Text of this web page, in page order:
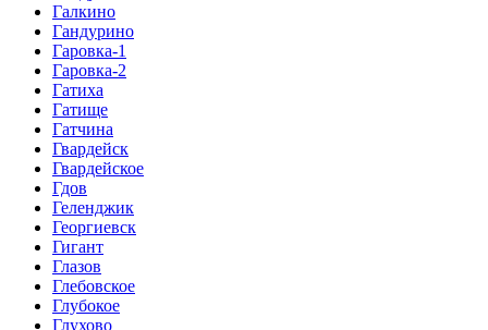
Галкино
Гандурино
Гаровка-1
Гаровка-2
Гатиха
Гатище
Гатчина
Гвардейск
Гвардейское
Гдов
Геленджик
Георгиевск
Гигант
Глазов
Глебовское
Глубокое
Глухово